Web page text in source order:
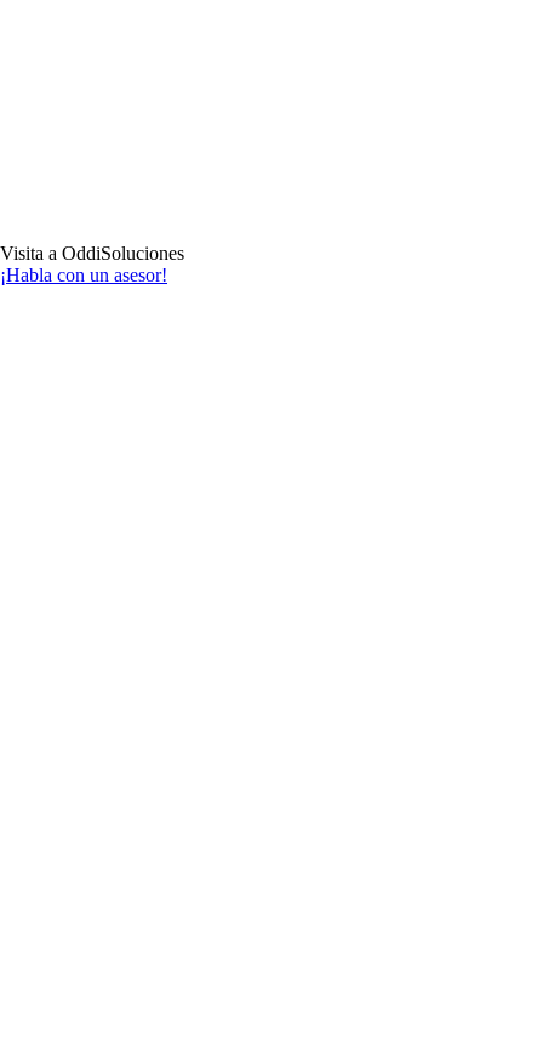
Visita a OddiSoluciones
¡Habla con un asesor!